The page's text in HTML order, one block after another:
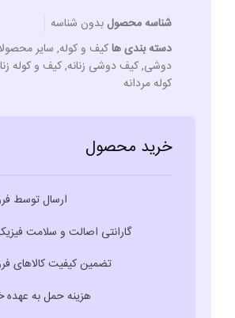
شناسه محصول بدون شناسه
دسته بندی هاکیف و کوله, سایر
دوشی,کیف دوشی زنانه,کیف و کوله
کوله مردانه
خرید محصول
ارسال توسط
گارانتی اصالت و سلامت
تضمین کیفیت کالاهای
هزینه حمل به عهده